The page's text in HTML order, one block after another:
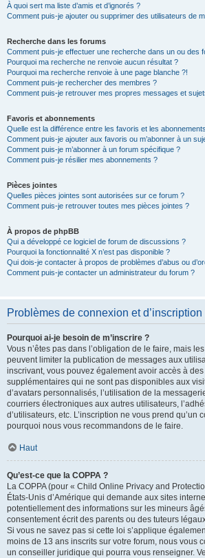
À quoi sert ma liste d’amis et d’ignorés ?
Comment puis-je ajouter ou supprimer des utilisateurs de
Recherche dans les forums
Comment puis-je effectuer une recherche dans un ou des
Pourquoi ma recherche ne renvoie aucun résultat ?
Pourquoi ma recherche renvoie à une page blanche ?!
Comment puis-je rechercher des membres ?
Comment puis-je retrouver mes propres messages et
Favoris et abonnements
Quelle est la différence entre les favoris et les
Comment puis-je ajouter aux favoris ou m’abonner à un
Comment puis-je m’abonner à un forum spécifique ?
Comment puis-je résilier mes abonnements ?
Pièces jointes
Quelles pièces jointes sont autorisées sur ce forum ?
Comment puis-je retrouver toutes mes pièces jointes ?
À propos de phpBB
Qui a développé ce logiciel de forum de discussions ?
Pourquoi la fonctionnalité X n’est pas disponible ?
Qui dois-je contacter à propos de problèmes d’abus ou
Comment puis-je contacter un administrateur du forum ?
Problèmes de connexion et d’inscription
Pourquoi ai-je besoin de m’inscrire ?
Vous n’êtes pas dans l’obligation de le faire, mais
peuvent limiter la publication de messages aux
inscrivant, vous pouvez également avoir accès à
supplémentaires qui ne sont pas disponibles aux
d’avatars personnalisés, l’utilisation de la
courriers électroniques aux autres utilisateurs,
d’utilisateurs, etc. L’inscription ne vous prend qu’un
pourquoi nous vous recommandons de le faire.
Haut
Qu’est-ce que la COPPA ?
La COPPA (pour « Child Online Privacy and
États-Unis d’Amérique qui demande aux sites
potentiellement des informations sur les mineurs
consentement écrit des parents ou des tuteurs
Si vous ne savez pas si cette loi s’applique
moins de 13 ans inscrits sur votre forum, nous vous
un conseiller juridique qui pourra vous renseigner.